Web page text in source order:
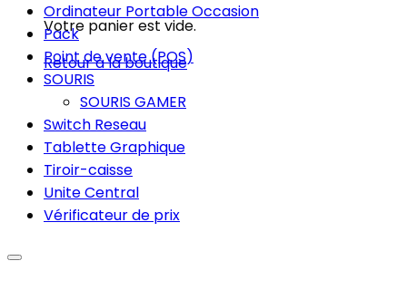
Votre panier est vide.
Retour à la boutique
Ordinateur Portable Occasion
Pack
Point de vente (POS)
SOURIS
SOURIS GAMER
Switch Reseau
Tablette Graphique
Tiroir-caisse
Unite Central
Vérificateur de prix